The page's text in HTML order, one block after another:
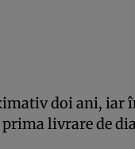
doi ani, iar
livrare de